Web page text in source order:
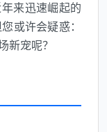
来迅速崛起的
或许会疑惑：
新宠呢？